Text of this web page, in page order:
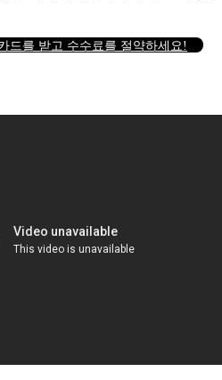
드를 받고 수수료를 절약하세요!